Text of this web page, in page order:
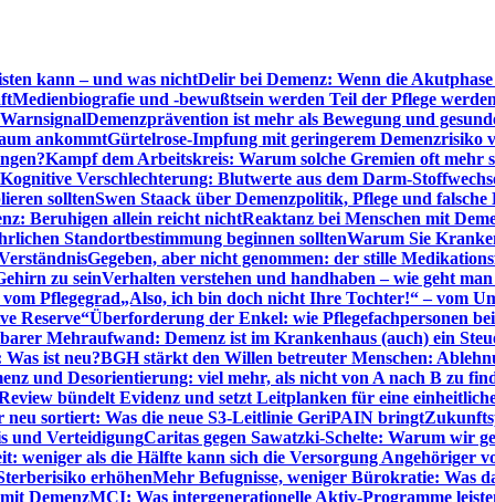
kann – und was nichtDelir bei Demenz: Wenn die
Medienbiografie und -bewußtsein werden Teil der Pflege werden
Demenzprävention ist mehr als Bewegung und
ankommtGürtelrose-Impfung mit geringerem Demenzrisiko
Kampf dem Arbeitskreis: Warum solche Gremien oft mehr
Kognitive Verschlechterung: Blutwerte aus dem Darm-
solltenSwen Staack über Demenzpolitik, Pflege und falsche
Beruhigen allein reicht nichtReaktanz bei Menschen mit
Standortbestimmung beginnen solltenWarum Sie
Gegeben, aber nicht genommen: der stille
zu seinVerhalten verstehen und handhaben – wie geht
Pflegegrad„Also, ich bin doch nicht Ihre Tochter!“ – vom
Reserve“Überforderung der Enkel: wie Pflegefachpersonen
Mehraufwand: Demenz ist im Krankenhaus (auch) ein
ist neu?BGH stärkt den Willen betreuter Menschen:
und Desorientierung: viel mehr, als nicht von A nach B zu
bündelt Evidenz und setzt Leitplanken für eine
neu sortiert: Was die neue S3-Leitlinie GeriPAIN bringt
und VerteidigungCaritas gegen Sawatzki-Schelte: Warum wir
weniger als die Hälfte kann sich die Versorgung Angehöriger
erhöhenMehr Befugnisse, weniger Bürokratie: Was
DemenzMCI: Was intergenerationelle Aktiv-Programme